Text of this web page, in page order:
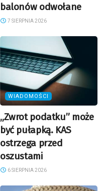
balonów odwołane
7 SIERPNIA 2026
WIADOMOŚCI
„Zwrot podatku” może
być pułapką. KAS
ostrzega przed
oszustami
6 SIERPNIA 2026